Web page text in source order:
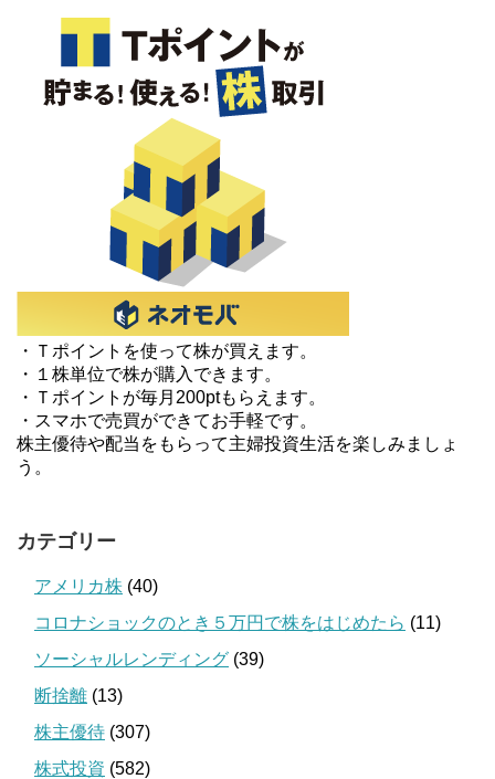
・Ｔポイントを使って株が買えます。
・１株単位で株が購入できます。
・Ｔポイントが毎月200ptもらえます。
・スマホで売買ができてお手軽です。
株主優待や配当をもらって主婦投資生活を楽しみましょ
う。
カテゴリー
アメリカ株 (40)
コロナショックのとき５万円で株をはじめたら (11)
ソーシャルレンディング (39)
断捨離 (13)
株主優待 (307)
株式投資 (582)